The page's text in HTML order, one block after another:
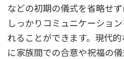
などの初期の儀式を省略せ
しっかりコミュニケーショ
れることができます。現代
に家族間での合意や祝福の